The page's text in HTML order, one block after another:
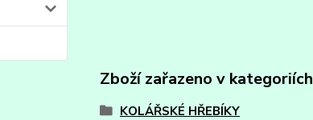
Zboží zařazeno v kategoriích
KOLÁŘSKÉ HŘEBÍKY